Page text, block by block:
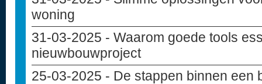
woning
31-03-2025 - Waarom goede tools
nieuwbouwproject
25-03-2025 - De stappen binnen een